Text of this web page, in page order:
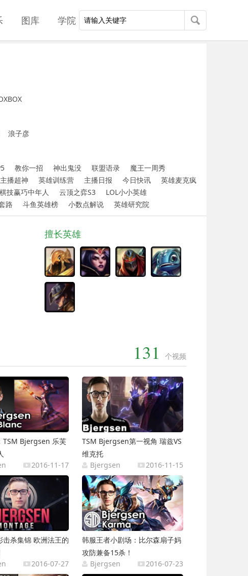
图库 学院
浪子彦
教你一招 神出鬼没 联盟语录
魔王一周秀
主播超神 英雄训练营 主播日报 今日快讯
英雄麦克疯
棋技赢巧中年人 云顶之弈S3
LOL小小英雄
路 斗鱼英雄榜 小数点解说 英雄研究院
擅长英雄
131 个视频
TSM Bjergsen 乐芙
2016-11-17
TSM Bjergsen第一视角 瑞兹VS
维克托
Bjergsen
2016-11-15
击杀集锦 欧洲法王的
2016-07-27
韩服王者小剧场：比尔森扇子妈
攻防兼备15杀！
Bjergsen
2016-07-23